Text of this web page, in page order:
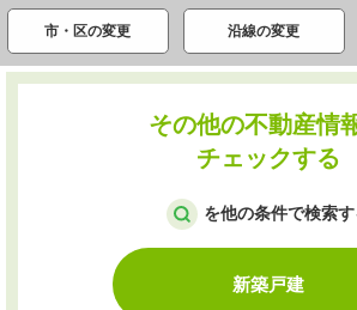
市・区の変更 沿線の変更
その他の不動産情
チェックする
を他の条件で検索す
新築戸建